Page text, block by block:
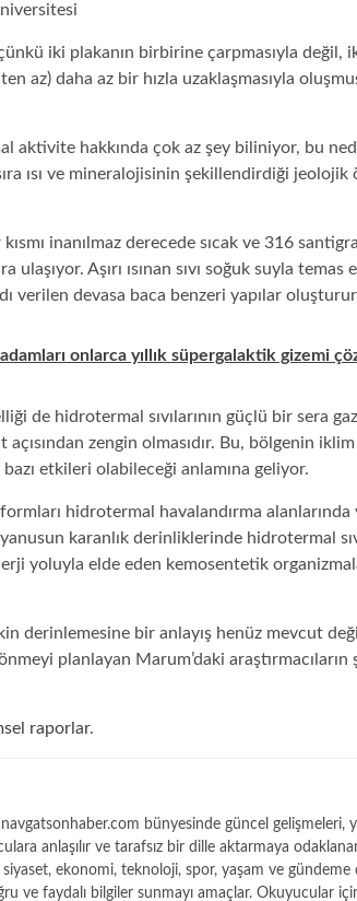
iki plakanın birbirine çarpmasıyla değil,
az) daha az bir hızla uzaklaşmasıyla
aktivite hakkında çok az şey biliniyor, bu
ısı ve mineralojisinin şekillendirdiği jeolojik
inanılmaz derecede sıcak ve 316
ulaşıyor. Aşırı ısınan sıvı soğuk suyla temas
verilen devasa baca benzeri yapılar
onlarca yıllık süpergalaktik gizemi
de hidrotermal sıvılarının güçlü bir sera
zengin olmasıdır. Bu, bölgenin
etkileri olabileceği anlamına geliyor.
hidrotermal havalandırma alanlarında
karanlık derinliklerinde hidrotermal
yoluyla elde eden kemosentetik
derinlemesine bir anlayış henüz mevcut
planlayan Marum’daki araştırmacıların
raporlar.
bünyesinde güncel gelişmeleri,
anlaşılır ve tarafsız bir dille aktarmaya
siyaset, ekonomi, teknoloji, spor, yaşam ve gündeme
ve faydalı bilgiler sunmayı amaçlar. Okuyucular